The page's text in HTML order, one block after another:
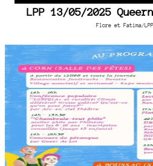
LPP 13/05/2025
Flore et Fatima/